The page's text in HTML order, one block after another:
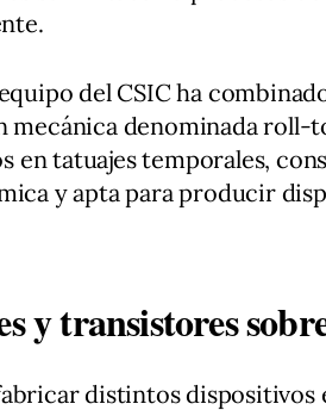
del CSIC ha
mecánica denominada roll-
en tatuajes temporales,
y apta para producir
y transistores
distintos dispositivos